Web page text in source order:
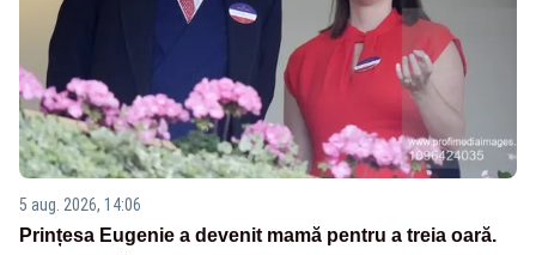
5 aug. 2026, 14:06
Prințesa Eugenie a devenit mamă pentru a treia oară.